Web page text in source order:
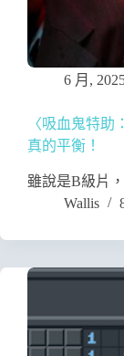
6 月,
〈吸血鬼特
真的平衡！
雖說是B級片
Wallis